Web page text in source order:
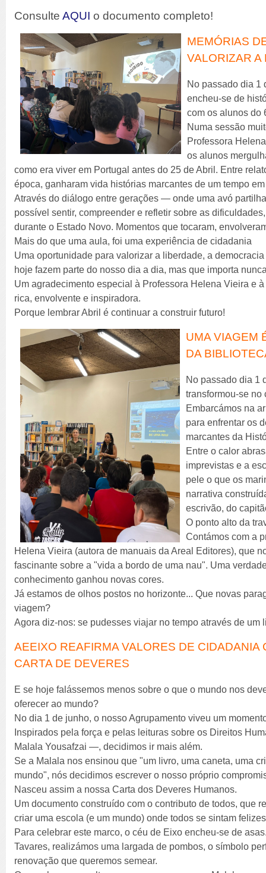
ConsulteAQUI o documento completo!
MEMÓRIAS
VALORIZAR A
No passado dia 1
encheu-se de
com os alunos do
Numa sessão
Professora
os alunos
como era viver em Portugal antes do 25 de Abril. Entre
época, ganharam vida histórias marcantes de um tempo
Através do diálogo entre gerações — onde uma avó
possível sentir, compreender e refletir sobre as
durante o Estado Novo. Momentos que tocaram,
Mais do que uma aula, foi uma experiência de cidadania
Uma oportunidade para valorizar a liberdade, a
hoje fazem parte do nosso dia a dia, mas que importa
Um agradecimento especial à Professora Helena Vieira e
rica, envolvente e inspiradora.
Porque lembrar Abril é continuar a construir futuro!
UMA VIAGEM
DA
No passado dia 1
transformou-se no
Embarcámos na
para enfrentar os
marcantes da
Entre o calor
imprevistas e a
pele o que os
narrativa
escrivão, do
O ponto alto da
Contámos com a
Helena Vieira (autora de manuais da Areal Editores), que
fascinante sobre a "vida a bordo de uma nau". Uma
conhecimento ganhou novas cores.
Já estamos de olhos postos no horizonte... Que novas
viagem?
Agora diz-nos: se pudesses viajar no tempo através de
AEEIXO REAFIRMA VALORES DE CIDADANIA
CARTA DE DEVERES
E se hoje falássemos menos sobre o que o mundo nos
oferecer ao mundo?
No dia 1 de junho, o nosso Agrupamento viveu um
Inspirados pela força e pelas leituras sobre os Direitos
Malala Yousafzai —, decidimos ir mais além.
Se a Malala nos ensinou que "um livro, uma caneta, uma
mundo", nós decidimos escrever o nosso próprio
Nasceu assim a nossa Carta dos Deveres Humanos.
Um documento construído com o contributo de todos, que
criar uma escola (e um mundo) onde todos se sintam
Para celebrar este marco, o céu de Eixo encheu-se de
Tavares, realizámos uma largada de pombos, o símbolo
renovação que queremos semear.